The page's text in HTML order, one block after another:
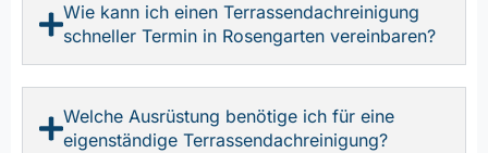
Wie kann ich einen Terrassendachreinigung
schneller Termin in Rosengarten vereinbaren?
Welche Ausrüstung benötige ich für eine
eigenständige Terrassendachreinigung?